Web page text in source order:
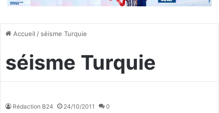
Accueil / séisme Turquie
séisme Turquie
Rédaction B24 24/10/2011 0